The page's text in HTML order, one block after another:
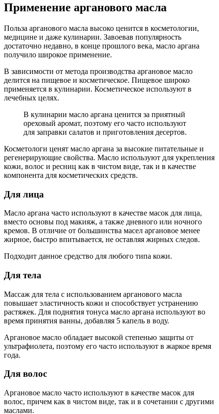
Применение арганового масла
Польза арганового масла высоко ценится в косметологии,
медицине и даже кулинарии. Завоевав популярность
достаточно недавно, в конце прошлого века, масло аргана
получило широкое применение.
В зависимости от метода производства аргановое масло
делится на пищевое и косметическое. Пищевое широко
применяется в кулинарии. Косметическое используют в
лечебных целях.
В кулинарии масло аргана ценится за приятный
ореховый аромат, поэтому его часто используют
для заправки салатов и приготовления десертов.
Косметологи ценят масло аргана за высокие питательные и
регенерирующие свойства. Масло используют для укрепления
кожи, волос и ресниц как в чистом виде, так и в качестве
компонента для косметических средств.
Для лица
Масло аргана часто используют в качестве масок для лица,
вместо основы под макияж, а также дневного или ночного
кремов. В отличие от большинства масел аргановое менее
жирное, быстро впитывается, не оставляя жирных следов.
Подходит данное средство для любого типа кожи.
Для тела
Массаж для тела с использованием арганового масла
повышает эластичность кожи и способствует устранению
растяжек. Для поднятия тонуса масло аргана используют во
время принятия ванны, добавляя 5 капель в воду.
Аргановое масло обладает высокой степенью защиты от
ультрафиолета, поэтому его часто используют в жаркое время
года.
Для волос
Аргановое масло часто используют в качестве масок для
волос, причем как в чистом виде, так и в сочетании с другими
маслами.